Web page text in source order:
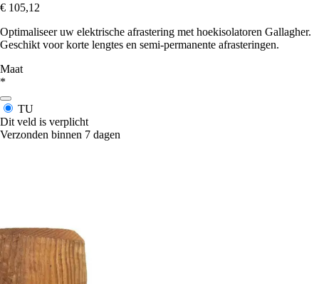
€ 105,12
Optimaliseer uw elektrische afrastering met hoekisolatoren Gallagher.
Geschikt voor korte lengtes en semi-permanente afrasteringen.
Maat
*
TU
Dit veld is verplicht
Verzonden binnen 7 dagen